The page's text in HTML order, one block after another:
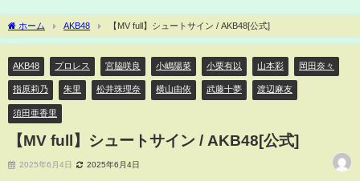
ホーム AKB48 【MV full】シュートサイン / AKB48[公式]
AKB48 プロレス 宮脇咲良 小嶋陽菜 小栗有以 山本彩 岡田奈々
指原莉乃 朱里 松井珠理奈 横山由依 武藤十夢 渡辺麻友
須田亜香里
【MV full】シュートサイン / AKB48[公式]
2025年6月4日 2025年6月4日